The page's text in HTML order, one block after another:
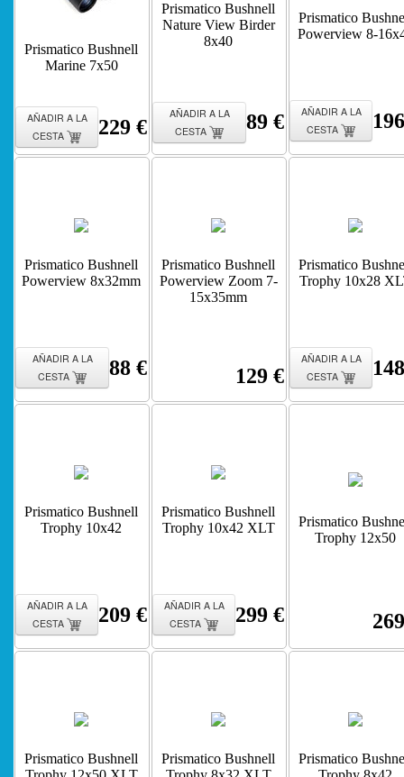
Prismatico Bushnell
Marine 7x50
AÑADIR A LA
CESTA
229 €
Prismatico Bushnell
Nature View Birder
8x40
AÑADIR A LA
CESTA
89 €
Prismatico
Powerview 8-
AÑADIR A LA
CESTA
Prismatico Bushnell
Powerview 8x32mm
AÑADIR A LA
CESTA
88 €
Prismatico Bushnell
Powerview Zoom 7-
15x35mm
129 €
Prismatico
Trophy 10x28
AÑADIR A LA
CESTA
Prismatico Bushnell
Trophy 10x42
AÑADIR A LA
CESTA
209 €
Prismatico Bushnell
Trophy 10x42 XLT
AÑADIR A LA
CESTA
299 €
Prismatico
Trophy 12x50
Prismatico Bushnell
Prismatico Bushnell
Prismatico